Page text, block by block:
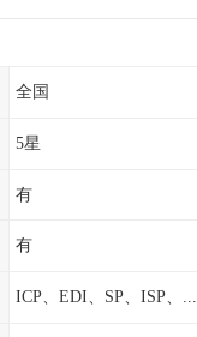
全国
5星
有
有
ICP、EDI、SP、ISP、...